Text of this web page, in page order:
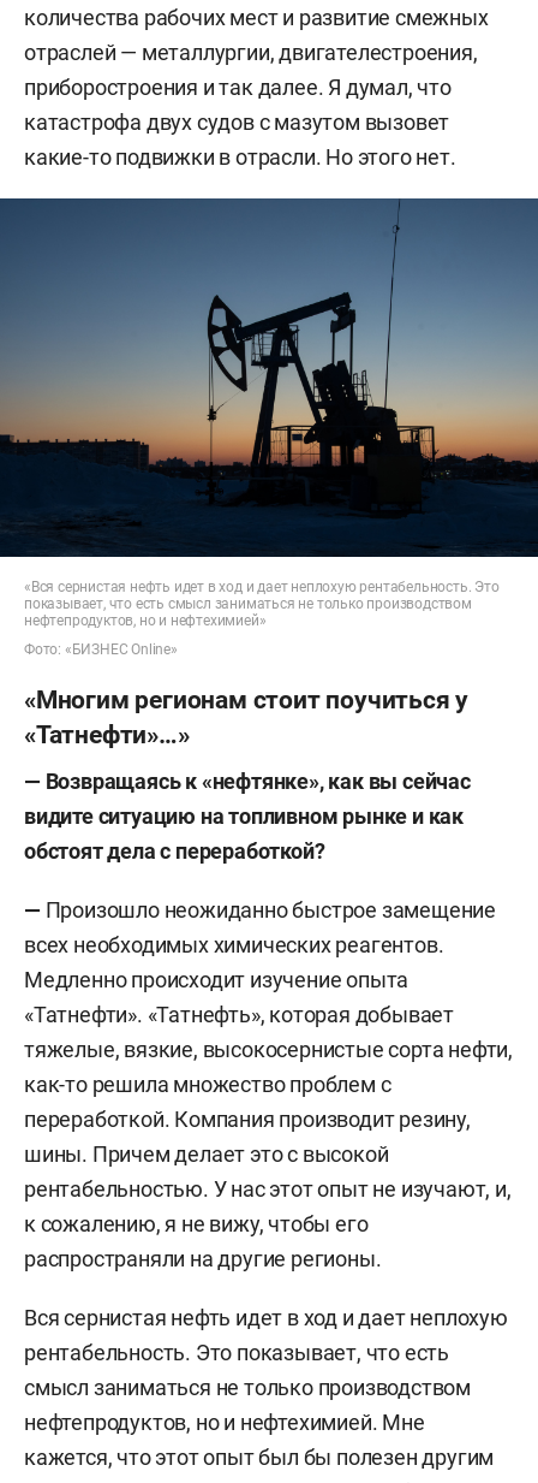
количества рабочих мест и развитие смежных
отраслей — металлургии, двигателестроения,
приборостроения и так далее. Я думал, что
катастрофа двух судов с мазутом вызовет
какие-то подвижки в отрасли. Но этого нет.
«Вся сернистая нефть идет в ход и дает неплохую рентабельность. Это
показывает, что есть смысл заниматься не только производством
нефтепродуктов, но и нефтехимией»
Фото: «БИЗНЕС Online»
«Многим регионам стоит поучиться у
«Татнефти»…»
— Возвращаясь к «нефтянке», как вы сейчас
видите ситуацию на топливном рынке и как
обстоят дела с переработкой?
— Произошло неожиданно быстрое замещение
всех необходимых химических реагентов.
Медленно происходит изучение опыта
«Татнефти». «Татнефть», которая добывает
тяжелые, вязкие, высокосернистые сорта нефти,
как-то решила множество проблем с
переработкой. Компания производит резину,
шины. Причем делает это с высокой
рентабельностью. У нас этот опыт не изучают, и,
к сожалению, я не вижу, чтобы его
распространяли на другие регионы.
Вся сернистая нефть идет в ход и дает неплохую
рентабельность. Это показывает, что есть
смысл заниматься не только производством
нефтепродуктов, но и нефтехимией. Мне
кажется, что этот опыт был бы полезен другим